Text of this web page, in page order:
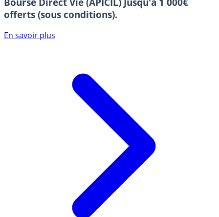
offerts (sous conditions).
En savoir plus